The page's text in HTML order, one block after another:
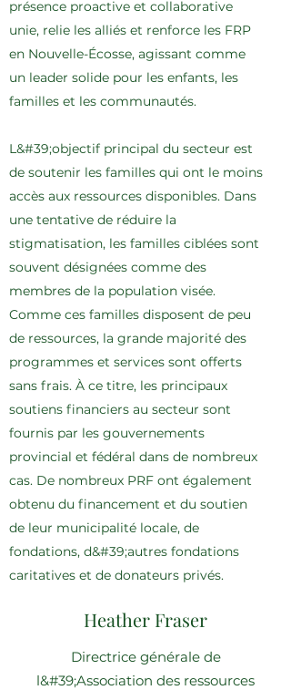
présence proactive et collaborative
unie, relie les alliés et renforce les FRP
en Nouvelle-Écosse, agissant comme
un leader solide pour les enfants, les
familles et les communautés.
L&#39;objectif principal du secteur est
de soutenir les familles qui ont le moins
accès aux ressources disponibles. Dans
une tentative de réduire la
stigmatisation, les familles ciblées sont
souvent désignées comme des
membres de la population visée.
Comme ces familles disposent de peu
de ressources, la grande majorité des
programmes et services sont offerts
sans frais. À ce titre, les principaux
soutiens financiers au secteur sont
fournis par les gouvernements
provincial et fédéral dans de nombreux
cas. De nombreux PRF ont également
obtenu du financement et du soutien
de leur municipalité locale, de
fondations, d&#39;autres fondations
caritatives et de donateurs privés.
Heather Fraser
Directrice générale de
l&#39;Association des ressources